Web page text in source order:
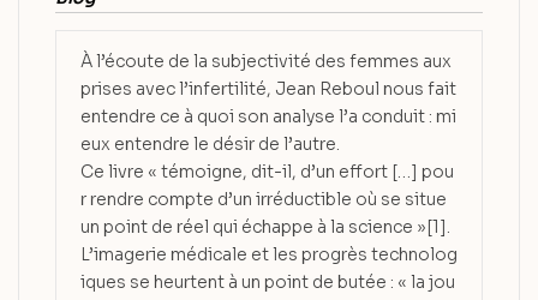
À l’écoute de la subjectivité des femmes aux
prises avec l’infertilité, Jean Reboul nous fait
entendre ce à quoi son analyse l’a conduit : mi
eux entendre le désir de l’autre.
Ce livre « témoigne, dit-il, d’un effort […] pou
r rendre compte d’un irréductible où se situe
un point de réel qui échappe à la science »[1].
L’imagerie médicale et les progrès technolog
iques se heurtent à un point de butée : « la jou